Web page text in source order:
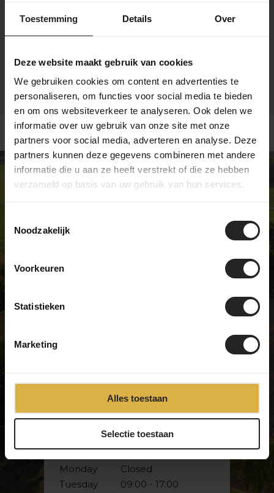
Toestemming Details Over
Deze website maakt gebruik van cookies
We gebruiken cookies om content en advertenties te
personaliseren, om functies voor social media te bieden
en om ons websiteverkeer te analyseren. Ook delen we
informatie over uw gebruik van onze site met onze
partners voor social media, adverteren en analyse. Deze
partners kunnen deze gegevens combineren met andere
informatie die u aan ze heeft verstrekt of die ze hebben
verzameld op basis van uw gebruik van hun services.
Noodzakelijk
Voorkeuren
Statistieken
Marketing
Alles toestaan
Selectie toestaan
We're not like most bike shops... and
unique models and have a real
showroom and discover it for
BikeSuperior
De Joncheerelaan 25
7441 HA Nijverdal
The Netherlands
Opening hours
Monday
Tuesday
Closed
09:00 - 17:00